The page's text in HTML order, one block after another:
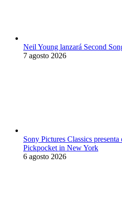
Neil Young lanzará Second
7 agosto 2026
Sony Pictures Classics
Pickpocket in New York
6 agosto 2026